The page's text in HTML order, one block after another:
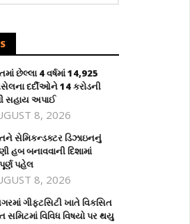
છેલ્લા 4 વર્ષમાં 14,925
દર્દીઓને 14 કરોડની
સહાય અપાઈ
8, 2026
સેમિકન્ડક્ટર ડિઝાઇનનું
હબ બનાવવાની દિશામાં
પહેલ
8, 2026
ગીફ્ટસિટી ખાતે વિકસિત
સમિટમાં વિવિધ વિષયો પર થયુ